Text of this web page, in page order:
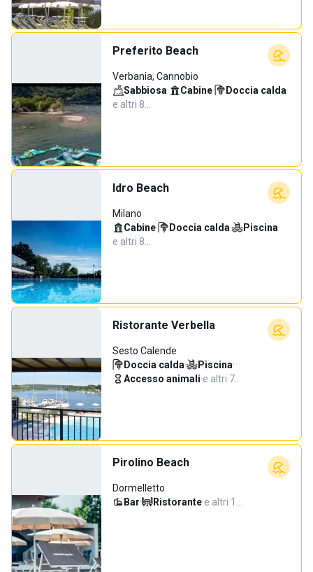
Preferito Beach
Verbania, Cannobio
Sabbiosa· Cabine· Doccia calda·
e altri 8…
Idro Beach
Milano
Cabine· Doccia calda· Piscina·
e altri 8…
Ristorante Verbella
Sesto Calende
Doccia calda· Piscina·
Accesso animali·e altri 7…
Pirolino Beach
Dormelletto
Bar· Ristorante·e altri 1…